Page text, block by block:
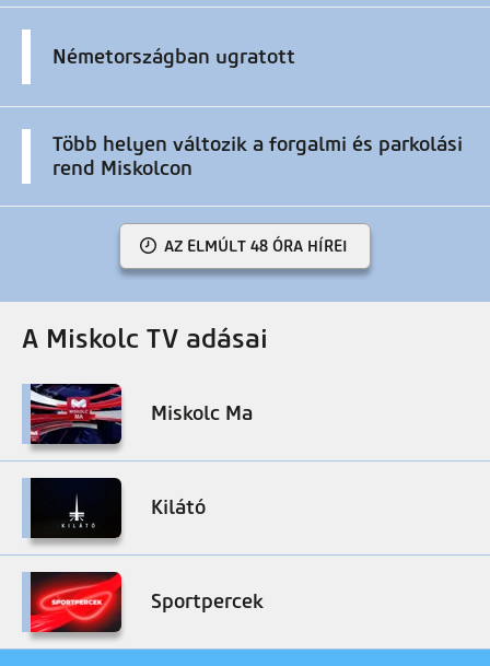
Németországban ugratott
Több helyen változik a forgalmi és parkolási
rend Miskolcon
AZ ELMÚLT 48 ÓRA HÍREI
A Miskolc TV adásai
Miskolc Ma
Kilátó
Sportpercek